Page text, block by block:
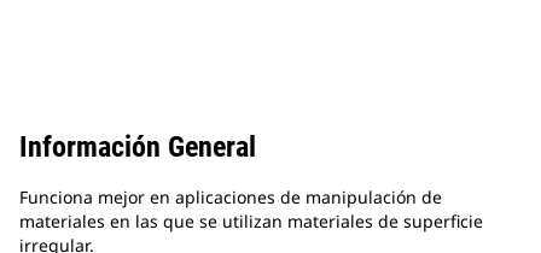
Información General
Funciona mejor en aplicaciones de manipulación de
materiales en las que se utilizan materiales de superficie
irregular.